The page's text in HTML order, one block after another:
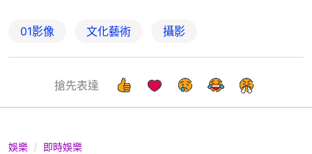
01影像 文化藝術 攝影
搶先表達
娛樂 即時娛樂